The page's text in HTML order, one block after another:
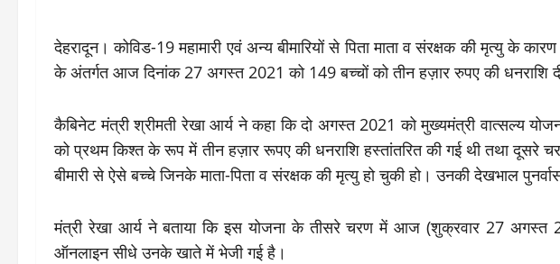
देहरादून। कोविड-19 महामारी एवं अन्य बीमारियों से पिता माता व संरक्षक की मृत्यु के
के अंतर्गत आज दिनांक 27 अगस्त 2021 को 149 बच्चों को तीन हज़ार रुपए की धनराशि
कैबिनेट मंत्री श्रीमती रेखा आर्य ने कहा कि दो अगस्त 2021 को मुख्यमंत्री वात्सल्य
को प्रथम किश्त के रूप में तीन हज़ार रूपए की धनराशि हस्तांतरित की गई थी तथा दूसरे
बीमारी से ऐसे बच्चे जिनके माता-पिता व संरक्षक की मृत्यु हो चुकी हो। उनकी देखभाल
मंत्री रेखा आर्य ने बताया कि इस योजना के तीसरे चरण में आज (शुक्रवार 27 अगस्त
ऑनलाइन सीधे उनके खाते में भेजी गई है।